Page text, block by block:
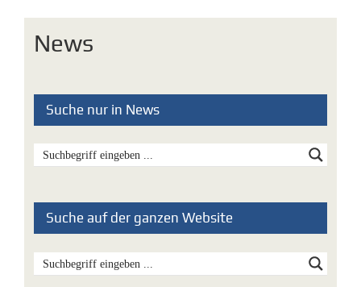
News
Suche nur in News
Suche auf der ganzen Website